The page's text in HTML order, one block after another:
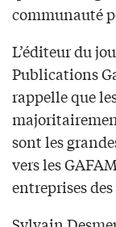
communauté
L’éditeur du
Publications
rappelle que
sont les
vers les
entreprises